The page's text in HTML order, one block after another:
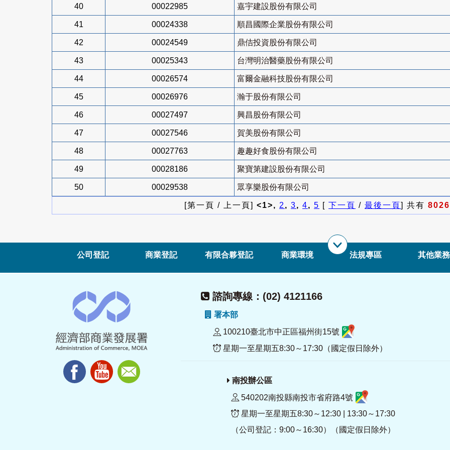
40 00022985 嘉宇建設股份有限公司
41 00024338 順昌國際企業股份有限公司
42 00024549 鼎佶投資股份有限公司
43 00025343 台灣明治醫藥股份有限公司
44 00026574 富爾金融科技股份有限公司
45 00026976 瀚于股份有限公司
46 00027497 興昌股份有限公司
47 00027546 賀美股份有限公司
48 00027763 趣趣好食股份有限公司
49 00028186 聚寶第建設股份有限公司
50 00029538 眾享樂股份有限公司
[第一頁 / 上一頁] <1>, 2, 3, 4, 5 [ 下一頁 / 最後一頁] 共有 8026
公司登記 商業登記 有限合夥登記 商業環境 法規專區 其他業務
諮詢專線：(02) 4121166
署本部
100210臺北市中正區福州街15號
星期一至星期五8:30～17:30（國定假日除外）
南投辦公區
540202南投縣南投市省府路4號
星期一至星期五8:30～12:30 | 13:30～17:30
（公司登記：9:00～16:30）（國定假日除外）